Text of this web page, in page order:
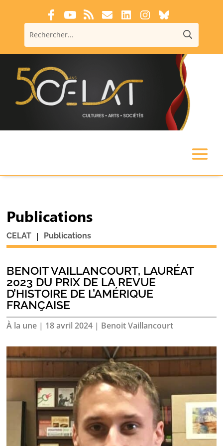
Publications
CELAT | Publications
BENOIT VAILLANCOURT, LAURÉAT
2023 DU PRIX DE LA REVUE
D’HISTOIRE DE L’AMÉRIQUE
FRANÇAISE
À la une | 18 avril 2024 | Benoit Vaillancourt